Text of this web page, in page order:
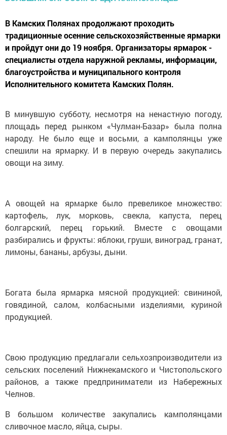
В Камских Полянах продолжают проходить
традиционные осенние сельскохозяйственные ярмарки
и пройдут они до 19 ноября. Организаторы ярмарок -
специалисты отдела наружной рекламы, информации,
благоустройства и муниципального контроля
Исполнительного комитета Камских Полян.
В минувшую субботу, несмотря на ненастную погоду,
площадь перед рынком «Чулман-Базар» была полна
народу. Не было еще и восьми, а камполянцы уже
спешили на ярмарку. И в первую очередь закупались
овощи на зиму.
А овощей на ярмарке было превеликое множество:
картофель, лук, морковь, свекла, капуста, перец
болгарский, перец горький. Вместе с овощами
разбирались и фрукты: яблоки, груши, виноград, гранат,
лимоны, бананы, арбузы, дыни.
Богата была ярмарка мясной продукцией: свининой,
говядиной, салом, колбасными изделиями, куриной
продукцией.
Свою продукцию предлагали сельхозпроизводители из
сельских поселений Нижнекамского и Чистопольского
районов, а также предприниматели из Набережных
Челнов.
В большом количестве закупались камполянцами
сливочное масло, яйца, сыры.